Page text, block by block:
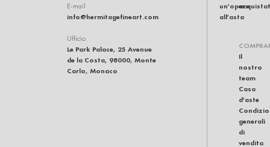
E-mail
info@hermitagefineart.com
Ufficio
Le Park Palace, 25 Avenue
de la Costa, 98000, Monte
Carlo, Monaco
un'opera
all'asta
Il
nostro
team
Casa
d'aste
generali
di
vendita